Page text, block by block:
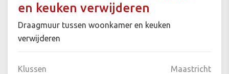
en keuken verwijderen
Draagmuur tussen woonkamer en keuken
verwijderen
Klussen Maastricht